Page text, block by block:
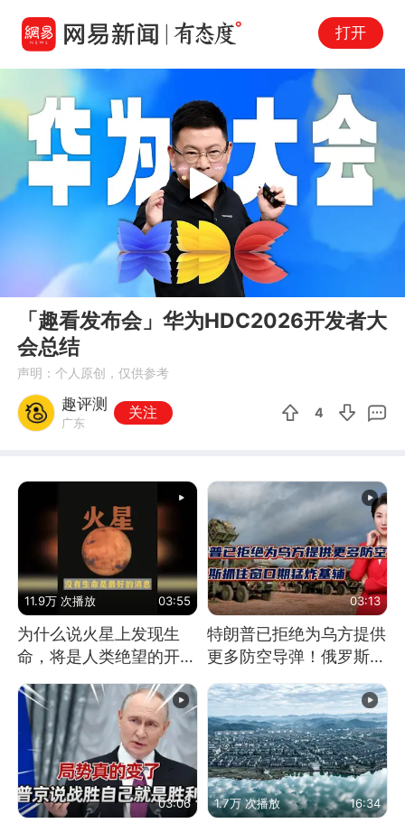
打开
00:00
Play
「趣看发布会」华为HDC2026开发者大
会总结
声明：个人原创，仅供参考
趣评测
广东
关注 4
11.9万 次播放 03:55
为什么说火星上发现生
命，将是人类绝望的开
03:13
特朗普已拒绝为乌方提供
更多防空导弹！俄罗斯抓
03:06 1.7万 次播放 16:34